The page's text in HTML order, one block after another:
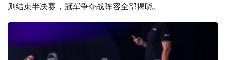
则结束半决赛，冠军争夺战阵容全部揭晓。